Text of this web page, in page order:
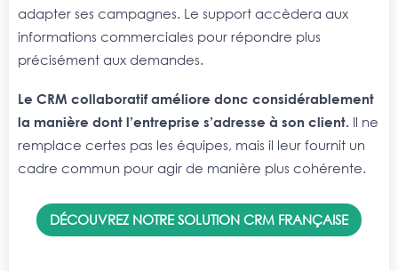
adapter ses campagnes. Le support accèdera aux
informations commerciales pour répondre plus
précisément aux demandes.
Le CRM collaboratif améliore donc considérablement
la manière dont l’entreprise s’adresse à son client. Il ne
remplace certes pas les équipes, mais il leur fournit un
cadre commun pour agir de manière plus cohérente.
DÉCOUVREZ NOTRE SOLUTION CRM FRANÇAISE